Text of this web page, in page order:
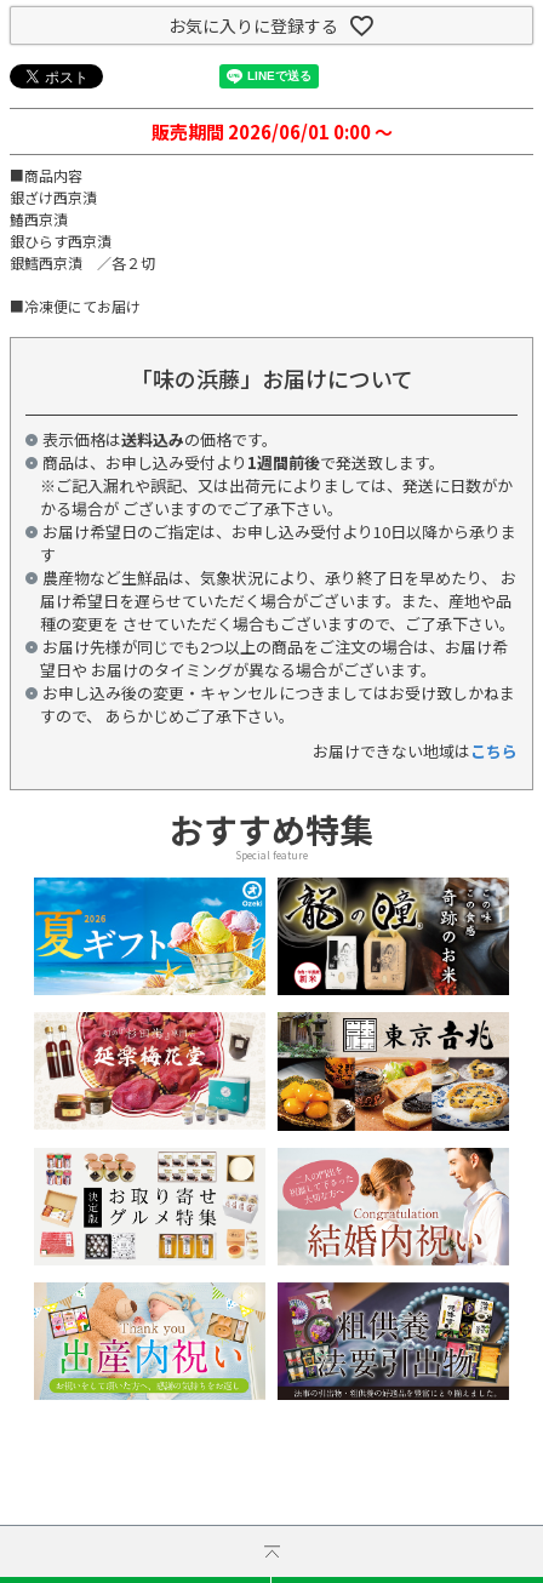
お気に入りに登録する
販売期間 2026/06/01 0:00〜
■商品内容
銀ざけ西京漬
鰆西京漬
銀ひらす西京漬
銀鱈西京漬 ／各２切
■冷凍便にてお届け
「味の浜藤」お届けについて
表示価格は送料込みの価格です。
商品は、お申し込み受付より 1週間前後で発送致します。
※ご記入漏れや誤記、又は出荷元によりましては、発送に日数がか
かる場合が ございますのでご了承下さい。
お届け希望日のご指定は、お申し込み受付より10日以降から承りま
す
農産物など生鮮品は、気象状況により、承り終了日を早めたり、 お
届け希望日を遅らせていただく場合がございます。また、産地や品
種の変更を させていただく場合もございますので、ご了承下さい。
お届け先様が同じでも2つ以上の商品をご注文の場合は、お届け希
望日や お届けのタイミングが異なる場合がございます。
お申し込み後の変更・キャンセルにつきましてはお受け致しかねま
すので、 あらかじめご了承下さい。
お届けできない地域はこちら
おすすめ特集
Special feature